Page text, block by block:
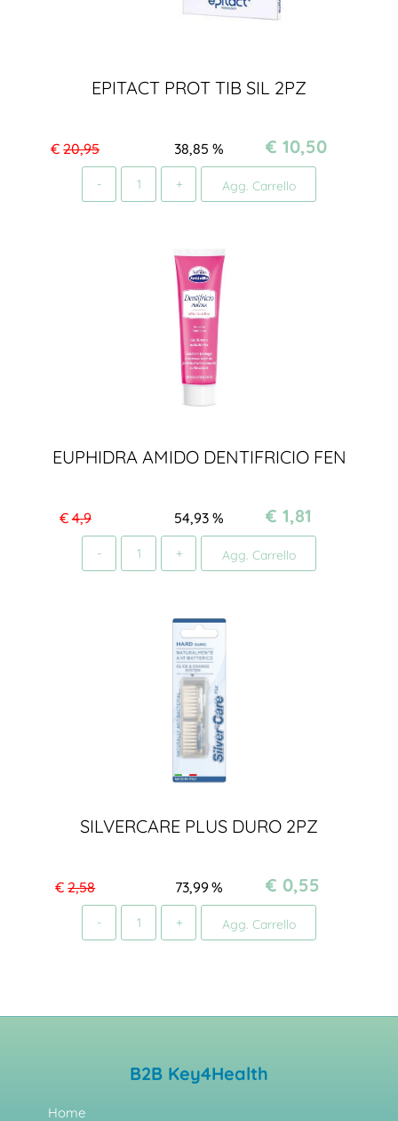
EPITACT PROT TIB SIL 2PZ
€ 20,95 %
38,85 € 10,50
Agg. Carrello
EUPHIDRA AMIDO DENTIFRICIO FEN
€4,9 %
54,93 € 1,81
Agg. Carrello
SILVERCARE PLUS DURO 2PZ
€ 2,58 %
73,99 € 0,55
Agg. Carrello
B2B Key4Health
Home